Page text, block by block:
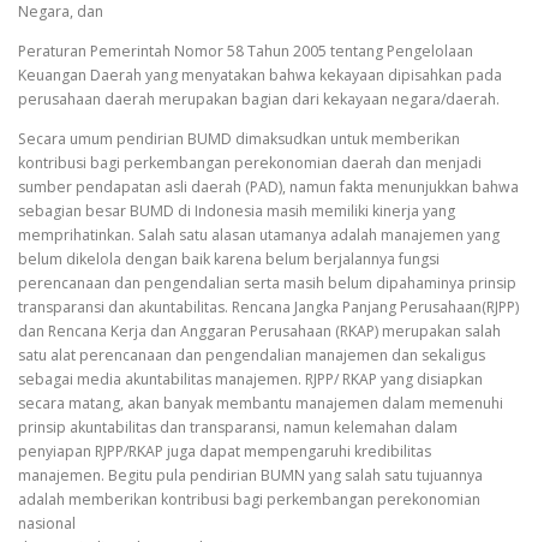
Negara, dan
Peraturan Pemerintah Nomor 58 Tahun 2005 tentang Pengelolaan
Keuangan Daerah yang menyatakan bahwa kekayaan dipisahkan pada
perusahaan daerah merupakan bagian dari kekayaan negara/daerah.
Secara umum pendirian BUMD dimaksudkan untuk memberikan
kontribusi bagi perkembangan perekonomian daerah dan menjadi
sumber pendapatan asli daerah (PAD), namun fakta menunjukkan bahwa
sebagian besar BUMD di Indonesia masih memiliki kinerja yang
memprihatinkan. Salah satu alasan utamanya adalah manajemen yang
belum dikelola dengan baik karena belum berjalannya fungsi
perencanaan dan pengendalian serta masih belum dipahaminya prinsip
transparansi dan akuntabilitas. Rencana Jangka Panjang Perusahaan(RJPP)
dan Rencana Kerja dan Anggaran Perusahaan (RKAP) merupakan salah
satu alat perencanaan dan pengendalian manajemen dan sekaligus
sebagai media akuntabilitas manajemen. RJPP/ RKAP yang disiapkan
secara matang, akan banyak membantu manajemen dalam memenuhi
prinsip akuntabilitas dan transparansi, namun kelemahan dalam
penyiapan RJPP/RKAP juga dapat mempengaruhi kredibilitas
manajemen. Begitu pula pendirian BUMN yang salah satu tujuannya
adalah memberikan kontribusi bagi perkembangan perekonomian
nasional